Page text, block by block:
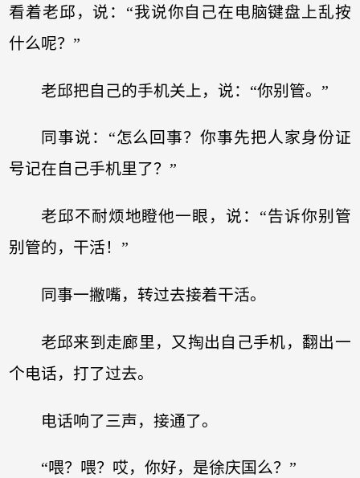
看着老邱，说：“我说你自己在电脑键盘上乱按
什么呢？”
老邱把自己的手机关上，说：“你别管。”
同事说：“怎么回事？你事先把人家身份证
号记在自己手机里了？”
老邱不耐烦地瞪他一眼，说：“告诉你别管
别管的，干活！”
同事一撇嘴，转过去接着干活。
老邱来到走廊里，又掏出自己手机，翻出一
个电话，打了过去。
电话响了三声，接通了。
“喂？喂？哎，你好，是徐庆国么？”